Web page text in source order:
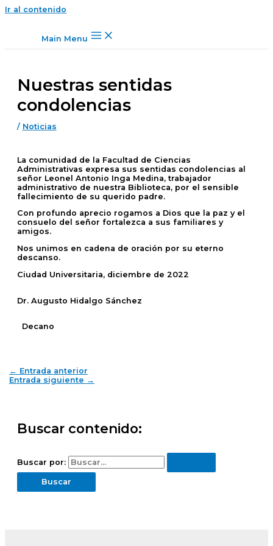
Ir al contenido
Main Menu
Nuestras sentidas
condolencias
/ Noticias
La comunidad de la Facultad de Ciencias
Administrativas expresa sus sentidas condolencias al
señor Leonel Antonio Inga Medina, trabajador
administrativo de nuestra Biblioteca, por el sensible
fallecimiento de su querido padre.
Con profundo aprecio rogamos a Dios que la paz y el
consuelo del señor fortalezca a sus familiares y
amigos.
Nos unimos en cadena de oración por su eterno
descanso.
Ciudad Universitaria, diciembre de 2022
Dr. Augusto Hidalgo Sánchez
Decano
← Entrada anterior
Entrada siguiente →
Buscar contenido:
Buscar por: